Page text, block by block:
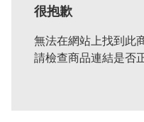
很抱歉
無法在網站上找到此
請檢查商品連結是否